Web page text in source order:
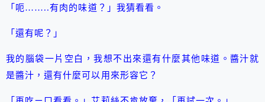
「呃……..有肉的味道？」我猜看看。
「還有呢？」
我的腦袋一片空白，我想不出來還有什麼其他味道。醬汁就
是醬汁，還有什麼可以用來形容它？